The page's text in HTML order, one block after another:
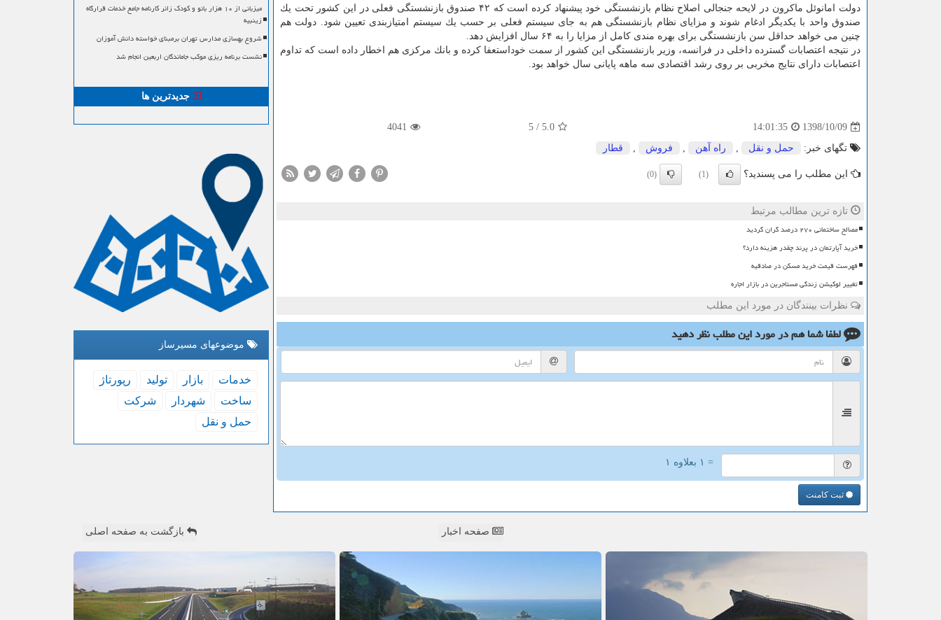
دولت امانوئل ماكرون در لایحه جنجالی اصلاح نظام بازنشستگی خود پیشنهاد كرده است كه ۴۲ صندوق بازنشستگی فعلی در این كشور تحت یك
صندوق واحد با یكدیگر ادغام شوند و مزایای نظام بازنشستگی هم به جای سیستم فعلی بر حسب یك سیستم امتیازبندی تعیین شود. دولت هم
چنین می خواهد حداقل سن بازنشستگی برای بهره مندی كامل از مزایا را به ۶۴ سال افزایش دهد.
در نتیجه اعتصابات گسترده داخلی در فرانسه، وزیر بازنشستگی این كشور از سمت خوداستعفا كرده و بانك مركزی هم اخطار داده است كه تداوم
اعتصابات دارای نتایج مخربی بر روی رشد اقتصادی سه ماهه پایانی سال خواهد بود.
1398/10/09
14:01:35
5.0
/
5
4041
تگهای خبر: حمل و نقل , راه آهن , فروش , قطار
این مطلب را می پسندید؟ (1)
(0)
تازه ترین مطالب مرتبط
مصالح ساختمانی ۲۷۰ درصد گران گردید
خرید آپارتمان در پرند چقدر هزینه دارد؟
فهرست قیمت خرید مسکن در صادقیه
تغییر لوکیشن زندگی مستاجرین در بازار اجاره
نظرات بینندگان در مورد این مطلب
لطفا شما همدر مورد این مطلبنظر دهید
= ۱ بعلاوه ۱
ثبت کامنت
میزبانی از ۱۰ هزار بانو و کودک زائر کارنامه جامع خدمات قرارگاه
زینبیه
شروع بهسازی مدارس تهران برمبنای خواسته دانش آموزان
نشست برنامه ریزی موکب جاماندگان اربعین انجام شد
جدیدترین ها
موضوعهای مسیرساز
خدمات بازار تولید
رپورتاژ
ساخت
شهردار
شركت
حمل و نقل
صفحه اخبار بازگشت به صفحه اصلی